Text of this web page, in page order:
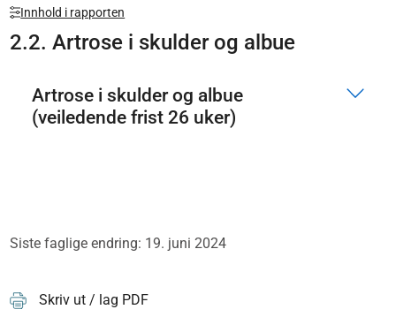
Innhold i rapporten
2.2. Artrose i skulder og albue
Artrose i skulder og albue
(veiledende frist 26 uker)
Siste faglige endring: 19. juni 2024
Skriv ut / lag PDF